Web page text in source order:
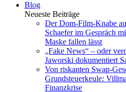
Blog
Neueste Beiträge
Der Dom-Film-Knabe
Schaefer im Gespräch
Maske fallen lässt
„Fake News“ – oder
Jaworski dokumentiert
Von riskanten Swap-
Grundsteuerkeule:
Finanzkrise